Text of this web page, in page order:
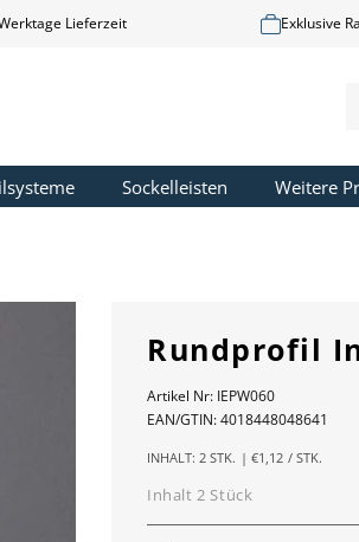
Lieferzeit Exklusive
Sockelleisten Weitere
Rundprofil
Artikel Nr: IEPW060
EAN/GTIN:4018448048641
GRUNDPREIS
INHALT: 2 STK. | €1,12 / PRO
STK.
Inhalt 2 Stück